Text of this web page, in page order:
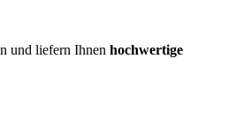
und liefern Ihnen hochwertige